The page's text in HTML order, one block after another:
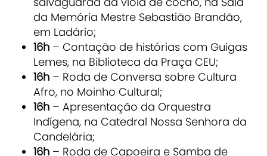
da Memória Mestre Sebastião Brandão,
em Ladário;
16h – Contação de histórias com Guigas
Lemes, na Biblioteca da Praça CEU;
16h – Roda de Conversa sobre Cultura
Afro, no Moinho Cultural;
16h – Apresentação da Orquestra
Indígena, na Catedral Nossa Senhora da
Candelária;
16h – Roda de Capoeira e Samba de